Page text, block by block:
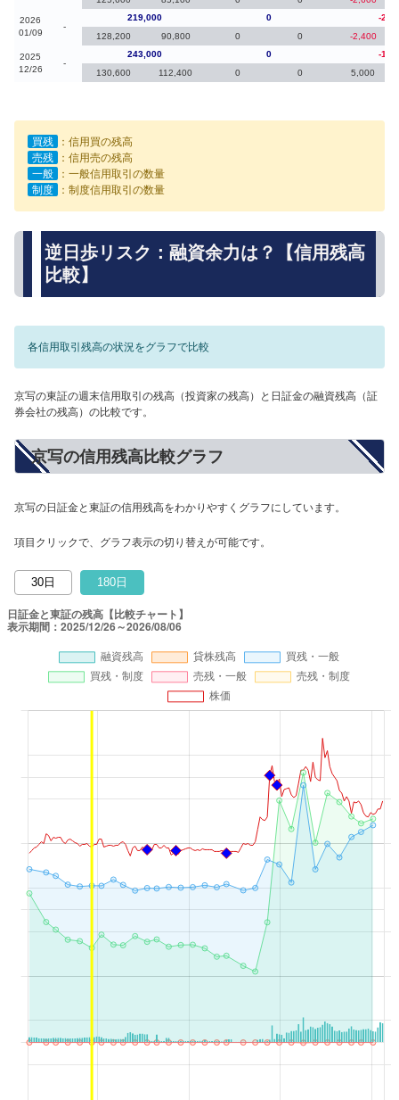
2026
01/09
-
219,000 0
-
128,200
90,800 0 0 -2,400
2025
12/26
-
243,000 0
-
130,600
112,400 0 0 5,000
買残
：信用買の残高
売残
：信用売の残高
一般
：一般信用取引の数量
制度
：制度信用取引の数量
逆日歩リスク：融資余力は？【信用残高
比較】
各信用取引残高の状況をグラフで比較
京写の東証の週末信用取引の残高（投資家の残高）と日証金の融資残高（証
券会社の残高）の比較です。
京写の信用残高比較グラフ
京写の日証金と東証の信用残高をわかりやすくグラフにしています。
項目クリックで、グラフ表示の切り替えが可能です。
30日 180日